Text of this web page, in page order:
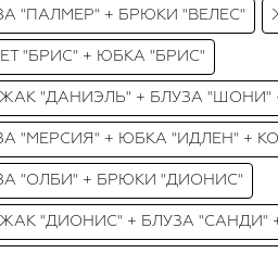
"ПАЛМЕР" + БРЮКИ "ВЕЛЕС"
"БРИС" + ЮБКА "БРИС"
"ДАНИЭЛЬ" + БЛУЗА "ШОНИ"
"МЕРСИЯ" + ЮБКА "ИДЛЕН" +
"ОЛБИ" + БРЮКИ "ДИОНИС"
"ДИОНИС" + БЛУЗА "САНДИ"